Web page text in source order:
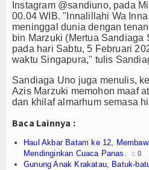
Olahraga
Perhubungan
Religi
Opini
Pelabuhan
Politik
Instagram @sandiuno, pada
00.04 WIB. "Innalillahi Wa
meninggal dunia dengan
bin Marzuki (Mertua Sandiaga
pada hari Sabtu, 5 Februari
waktu Singapura," tulis
Sandiaga Uno juga menulis,
Azis Marzuki memohon maaf
dan khilaf almarhum semasa
Baca Lainnya :
Haul Akbar Batam ke 12,
Mendinginkan Cuaca Panas.
0
Gunung Anak Krakatau, Batuk-